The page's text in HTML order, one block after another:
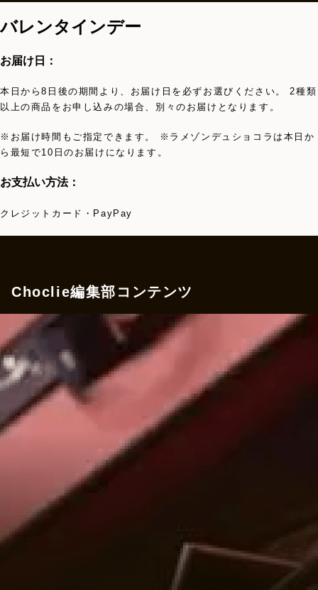
バレンタインデー
お届け日：
本日から8日後の期間より、お届け日を必ずお選びください。 2種類
以上の商品をお申し込みの場合、別々のお届けとなります。
※お届け時間もご指定できます。 ※ラメゾンデュショコラは本日か
ら最短で10日のお届けになります。
お支払い方法：
クレジットカード・PayPay
Choclie編集部コンテンツ